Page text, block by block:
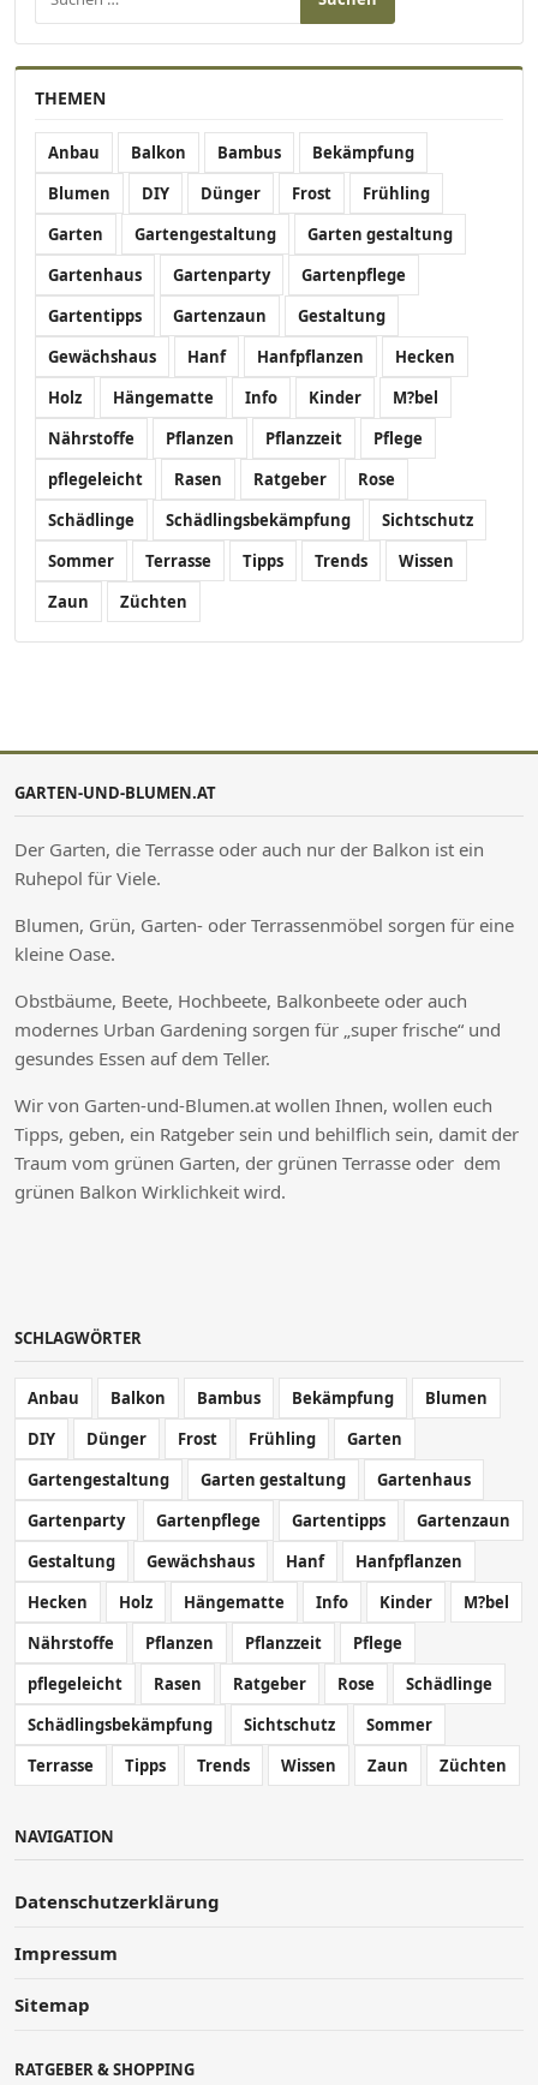
THEMEN
Anbau Balkon Bambus
Bekämpfung
Blumen
DIY Dünger Frost
Frühling
Garten
Gartengestaltung
Garten gestaltung
Gartenhaus
Gartenparty
Gartenpflege
Gartentipps
Gartenzaun
Gestaltung
Gewächshaus
Hanf Hanfpflanzen
Hecken
Holz
Hängematte Info Kinder
M?bel
Nährstoffe
Pflanzen Pflanzzeit
Pflege
pflegeleicht
Rasen Ratgeber
Rose
Schädlinge
Schädlingsbekämpfung
Sichtschutz
Sommer
Terrasse Tipps Trends
Wissen
Zaun
Züchten
GARTEN-UND-BLUMEN.AT
Der Garten, die Terrasse oder auch nur der Balkon ist ein
Ruhepol für Viele.
Blumen, Grün, Garten- oder Terrassenmöbel sorgen für eine
kleine Oase.
Obstbäume, Beete, Hochbeete, Balkonbeete oder auch
modernes Urban Gardening sorgen für „super frische“ und
gesundes Essen auf dem Teller.
Wir von Garten-und-Blumen.at wollen Ihnen, wollen euch
Tipps, geben, ein Ratgeber sein und behilflich sein, damit der
Traum vom grünen Garten, der grünen Terrasse oder dem
grünen Balkon Wirklichkeit wird.
SCHLAGWÖRTER
Anbau Balkon Bambus Bekämpfung
Blumen
DIY
Dünger Frost Frühling
Garten
Gartengestaltung
Garten gestaltung
Gartenhaus
Gartenparty
Gartenpflege Gartentipps
Gartenzaun
Gestaltung
Gewächshaus Hanf
Hanfpflanzen
Hecken
Holz Hängematte Info Kinder
M?bel
Nährstoffe
Pflanzen Pflanzzeit
Pflege
pflegeleicht
Rasen Ratgeber Rose
Schädlinge
Schädlingsbekämpfung
Sichtschutz
Sommer
Terrasse
Tipps Trends Wissen Zaun Züchten
NAVIGATION
Datenschutzerklärung
Impressum
Sitemap
RATGEBER & SHOPPING